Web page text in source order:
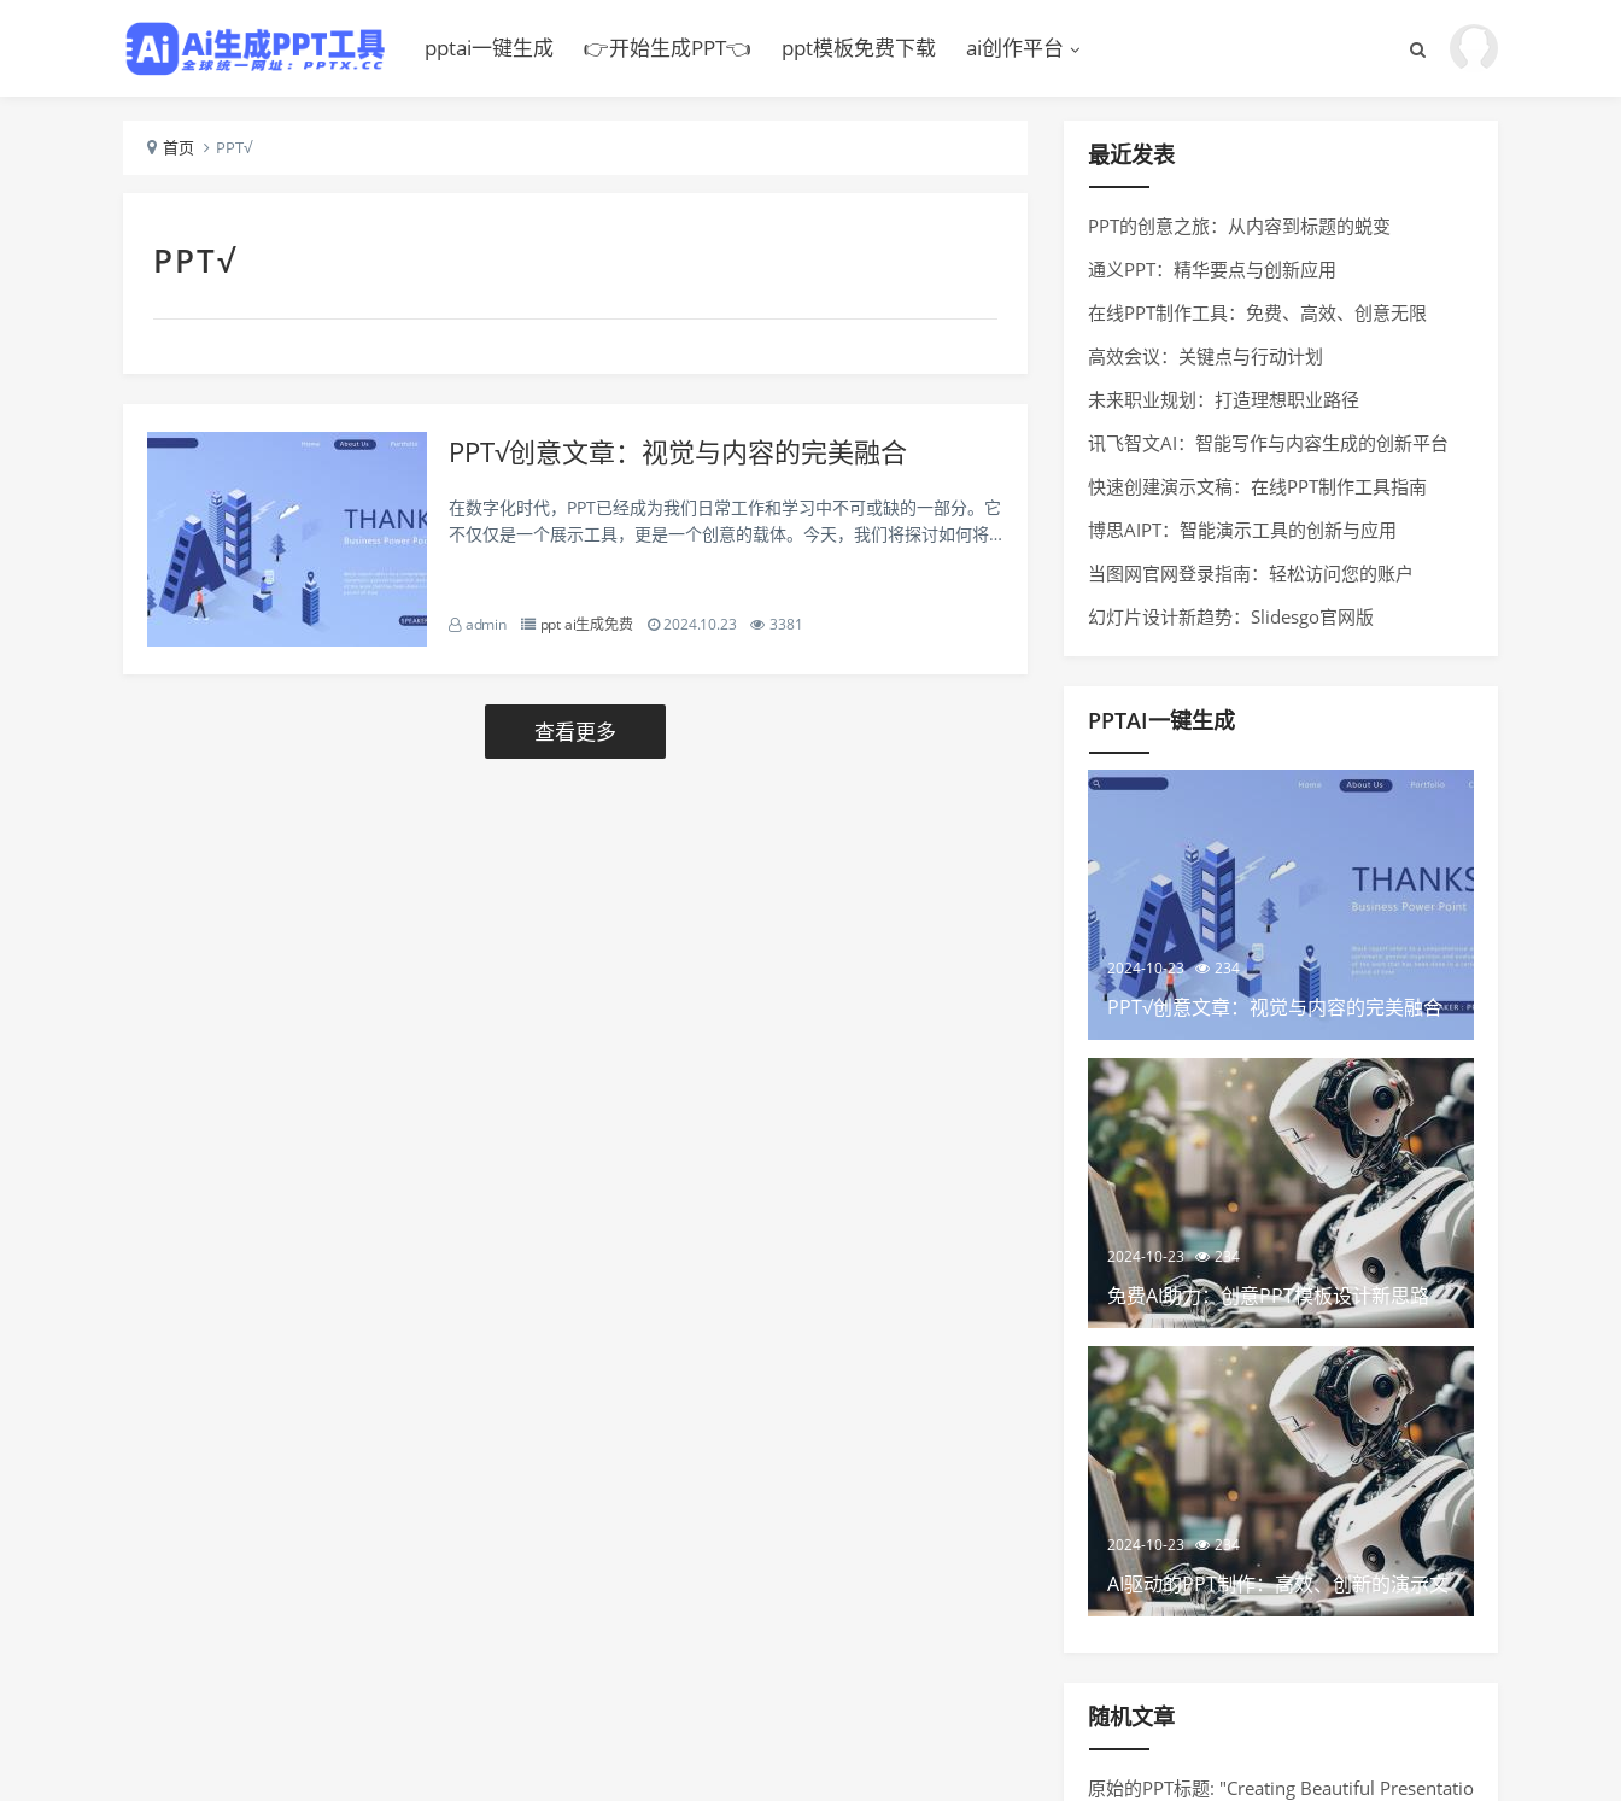
pptai一键生成 👉开始生成PPT👈 ppt模板免费下载 ai创作平台
首页 PPT√
PPT√
PPT√创意文章：视觉与内容的完美融合
在数字化时代，PPT已经成为我们日常工作和学习中不可或缺的一部分。它
不仅仅是一个展示工具，更是一个创意的载体。今天，我们将探讨如何将P
admin ppt ai生成免费 2024.10.23 3381
查看更多
最近发表
PPT的创意之旅：从内容到标题的蜕变
通义PPT：精华要点与创新应用
在线PPT制作工具：免费、高效、创意无限
高效会议：关键点与行动计划
未来职业规划：打造理想职业路径
讯飞智文AI：智能写作与内容生成的创新平台
快速创建演示文稿：在线PPT制作工具指南
博思AIPT：智能演示工具的创新与应用
当图网官网登录指南：轻松访问您的账户
幻灯片设计新趋势：Slidesgo官网版
PPTAI一键生成
2024-10-23 234
PPT√创意文章：视觉与内容的完美融合
2024-10-23 234
免费AI助力：创意PPT模板设计新思路
2024-10-23 234
AI驱动的PPT制作：高效、创新的演示文
稿设计
随机文章
原始的PPT标题: "Creating Beautiful Presentatio